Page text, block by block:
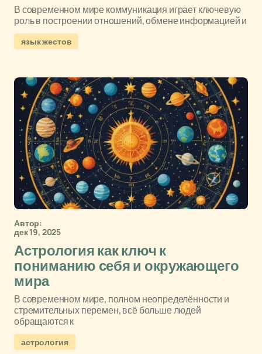
В современном мире коммуникация играет ключевую
роль в построении отношений, обмене информацией и
язык жестов
Автор:
дек 19, 2025
Астрология как ключ к
пониманию себя и окружающего
мира
В современном мире, полном неопределённости и
стремительных перемен, всё больше людей
обращаются к
астрология